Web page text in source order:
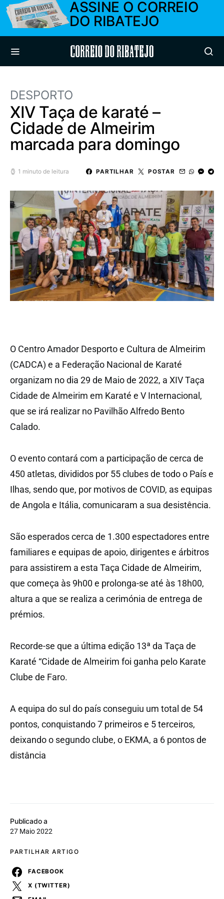
ASSINE O CORREIO
DO RIBATEJO
Correio do Ribatejo
DESPORTO
XIV Taça de karaté –
Cidade de Almeirim
marcada para domingo
1 minuto de leitura PARTILHAR POSTAR
Publicado a
27 Maio 2022
PARTILHAR ARTIGO
FACEBOOK
X (TWITTER)
O Centro Amador Desporto e Cultura de Almeirim
(CADCA) e a Federação Nacional de Karaté
organizam no dia 29 de Maio de 2022, a XIV Taça
Cidade de Almeirim em Karaté e V Internacional,
que se irá realizar no Pavilhão Alfredo Bento
Calado.
O evento contará com a participação de cerca de
450 atletas, divididos por 55 clubes de todo o País e
Ilhas, sendo que, por motivos de COVID, as equipas
de Angola e Itália, comunicaram a sua desistência.
São esperados cerca de 1.300 espectadores entre
familiares e equipas de apoio, dirigentes e árbitros
para assistirem a esta Taça Cidade de Almeirim,
que começa às 9h00 e prolonga-se até às 18h00,
altura a que se realiza a cerimónia de entrega de
prémios.
Recorde-se que a última edição 13ª da Taça de
Karaté “Cidade de Almeirim foi ganha pelo Karate
Clube de Faro.
A equipa do sul do país conseguiu um total de 54
pontos, conquistando 7 primeiros e 5 terceiros,
deixando o segundo clube, o EKMA, a 6 pontos de
distância